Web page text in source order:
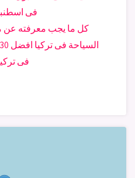
فى
كل ما يجب معرفته عن
فى